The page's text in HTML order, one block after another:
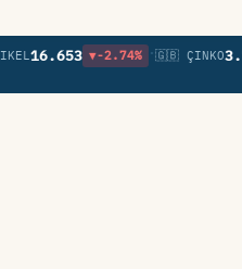
16.653 ▼-2.74% •🇬🇧 ÇINKO3.720